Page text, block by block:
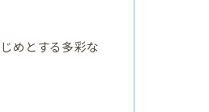
めとする多彩な